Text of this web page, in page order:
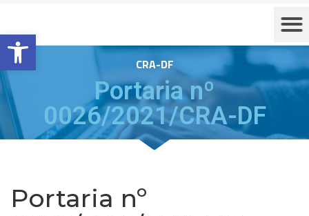
Barra de Ferramentas Aberta
CRA-DF
Portaria nº
0026/2021/CRA-DF
Portaria nº